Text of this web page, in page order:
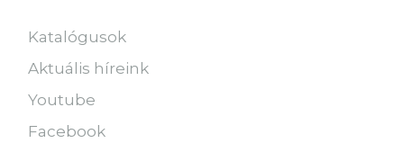
Katalógusok
Aktuális híreink
Youtube
Facebook